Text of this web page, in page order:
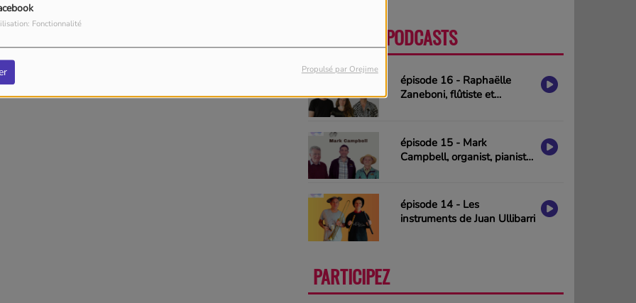
Fonctionnalité
Propulsé par Orejime
DERNIERS PODCASTS
épisode 16 - Raphaëlle
Zaneboni, flûtiste et
épisode 15 - Mark
Campbell, organist, pianist
épisode 14 - Les
instruments de Juan Ullibarri
PARTICIPEZ